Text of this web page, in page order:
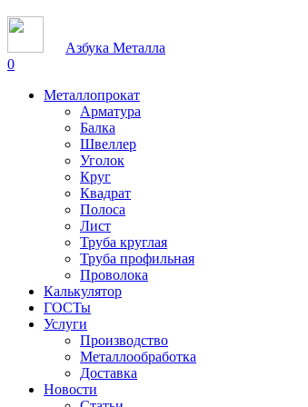
Азбука Металла
0
Металлопрокат
Арматура
Балка
Швеллер
Уголок
Круг
Квадрат
Полоса
Лист
Труба круглая
Труба профильная
Проволока
Калькулятор
ГОСТы
Услуги
Производство
Металлообработка
Доставка
Новости